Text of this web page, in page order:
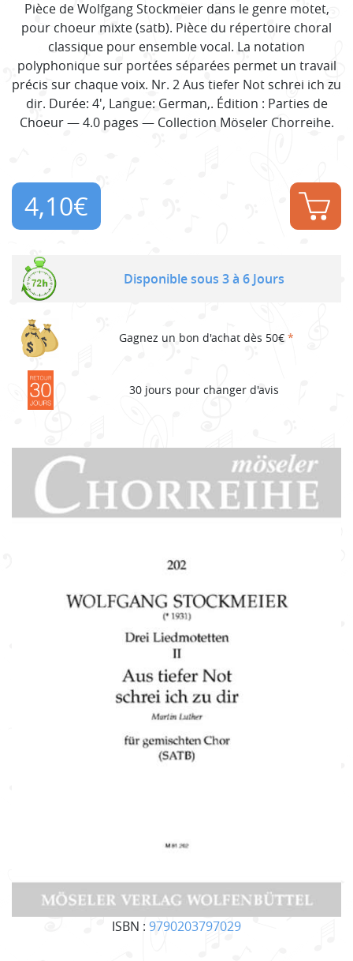
ISBN : 9790203797029
Pièce de Wolfgang Stockmeier dans le genre motet,
pour choeur mixte (satb). Pièce du répertoire choral
classique pour ensemble vocal. La notation
polyphonique sur portées séparées permet un travail
précis sur chaque voix. Nr. 2 Aus tiefer Not schrei ich zu
dir. Durée: 4', Langue: German,. Édition : Parties de
Choeur — 4.0 pages — Collection Möseler Chorreihe.
4,10€
Disponible sous 3 à 6 Jours
Gagnez un bon d'achat dès 50€ *
30 jours pour changer d'avis